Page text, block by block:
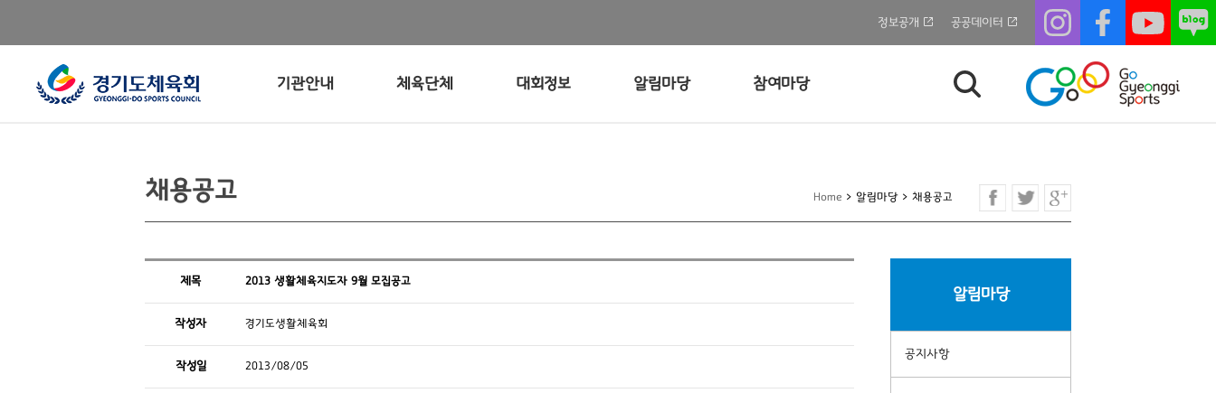
정보공개 공공데이터
기관안내 체육단체 대회정보 알림마당 참여마당
Home > 알림마당 > 채용공고
채용공고
알림마당
공지사항
제목 2013 생활체육지도자 9월 모집공고
작성자 경기도생활체육회
작성일 2013/08/05